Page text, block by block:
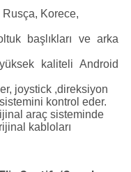
Rusça, Korece,
başlıkları vearka
kaliteli Android
, joystick ,direksiyon
kontrol eder.
araç sisteminde
kabloları